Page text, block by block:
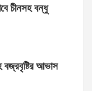
চীনসহ বন্ধু
আভাস